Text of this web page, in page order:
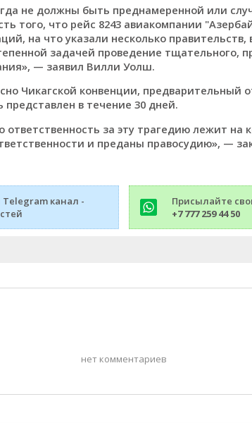
не должны быть преднамеренной или
того, что рейс 8243 авиакомпании
на что указали несколько
задачей проведение тщательного,
— заявил Вилли Уолш.
Чикагской конвенции, предварительный
в течение 30 дней.
ответственность за эту трагедию лежит на
и преданы правосудию», —
канал -
Присылайте
+7 777 259 44 50
нет комментариев